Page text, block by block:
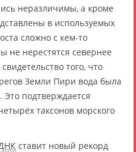
неразличимы, а кроме
в используемых
сложно с кем-то
не нерестятся севернее
того, что
Земли Пири вода была
Это подтверждается
таксонов морского
ставит новый рекорд